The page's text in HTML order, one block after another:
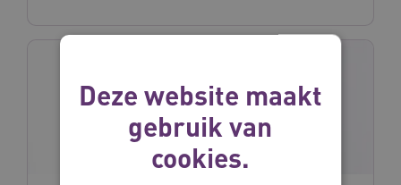
Deze website maakt
gebruik van
cookies.